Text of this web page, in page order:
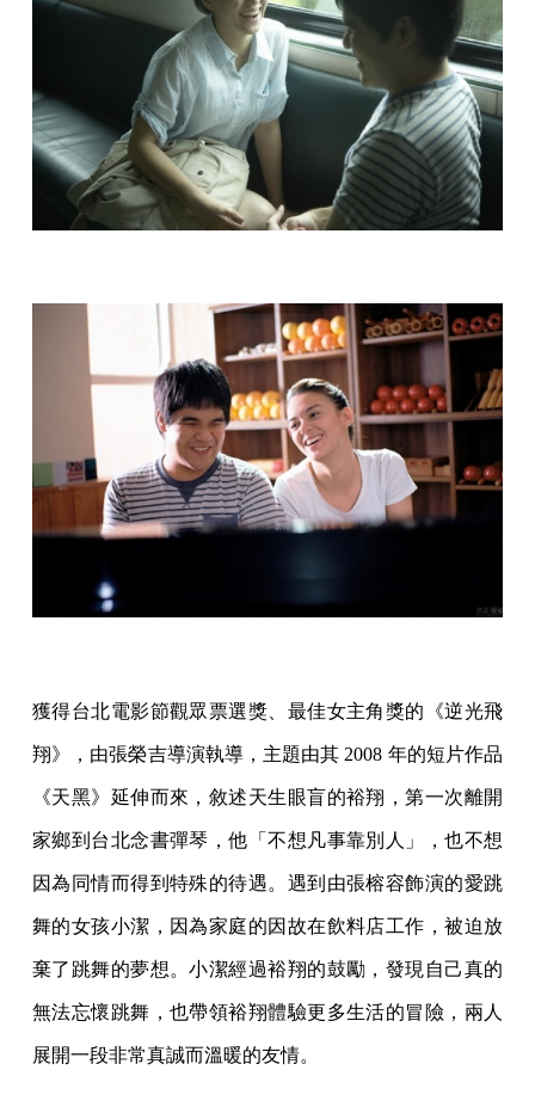
獲得台北電影節觀眾票選獎、最佳女主角獎的《逆光飛
翔》，由張榮吉導演執導，主題由其 2008 年的短片作品
《天黑》延伸而來，敘述天生眼盲的裕翔，第一次離開
家鄉到台北念書彈琴，他「不想凡事靠別人」，也不想
因為同情而得到特殊的待遇。遇到由張榕容飾演的愛跳
舞的女孩小潔，因為家庭的因故在飲料店工作，被迫放
棄了跳舞的夢想。小潔經過裕翔的鼓勵，發現自己真的
無法忘懷跳舞，也帶領裕翔體驗更多生活的冒險，兩人
展開一段非常真誠而溫暖的友情。